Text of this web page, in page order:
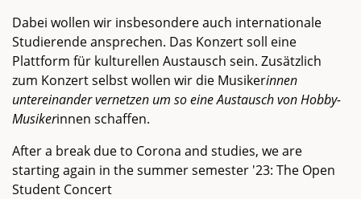
Dabei wollen wir insbesondere auch internationale
Studierende ansprechen. Das Konzert soll eine
Plattform für kulturellen Austausch sein. Zusätzlich
zum Konzert selbst wollen wir die Musikerinnen
untereinander vernetzen um so eine Austausch von Hobby-
Musikerinnen schaffen.
After a break due to Corona and studies, we are
starting again in the summer semester '23: The Open
Student Concert